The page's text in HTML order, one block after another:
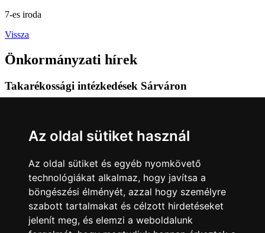
Az oldal sütiket használ
Az oldal sütiket és egyéb nyomkövető
technológiákat alkalmaz, hogy javítsa a
böngészési élményét, azzal hogy személyre
szabott tartalmakat és célzott hirdetéseket
jelenít meg, és elemzi a weboldalunk
7-es iroda
Vissza
Önkormányzati hírek
Takarékossági intézkedések Sárváron
Bővebben...
Felavatták a Németh Mihály parkot
2026.07.20
Bővebben...